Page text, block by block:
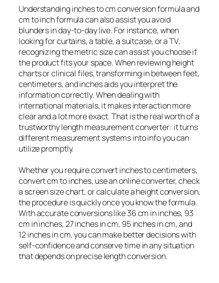
Understanding inches to cm conversion formula and
cm to inch formula can also assist you avoid
blunders in day-to-day live. For instance, when
looking for curtains, a table, a suitcase, or a TV,
recognizing the metric size can assist you choose if
the product fits your space. When reviewing height
charts or clinical files, transforming in between feet,
centimeters, and inches aids you interpret the
information correctly. When dealing with
international materials, it makes interaction more
clear and a lot more exact. That is the real worth of a
trustworthy length measurement converter: it turns
different measurement systems into info you can
utilize promptly.
Whether you require convert inches to centimeters,
convert cm to inches, use an online converter, check
a screen size chart, or calculate a height conversion,
the procedure is quickly once you know the formula.
With accurate conversions like 36 cm in inches, 93
cm in inches, 27 inches in cm, 95 inches in cm, and
12 inches in cm, you can make better decisions with
self-confidence and conserve time in any situation
that depends on precise length conversion.